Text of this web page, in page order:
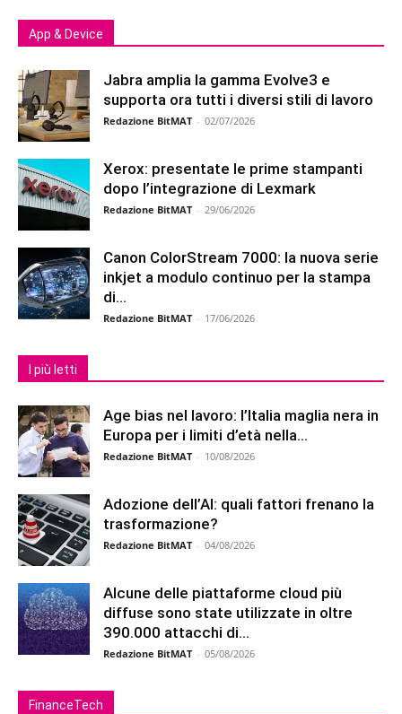
App & Device
Jabra amplia la gamma Evolve3 e
supporta ora tutti i diversi stili di lavoro
Redazione BitMAT - 02/07/2026
Xerox: presentate le prime stampanti
dopo l’integrazione di Lexmark
Redazione BitMAT - 29/06/2026
Canon ColorStream 7000: la nuova serie
inkjet a modulo continuo per la stampa
di...
Redazione BitMAT - 17/06/2026
I più letti
Age bias nel lavoro: l’Italia maglia nera in
Europa per i limiti d’età nella...
Redazione BitMAT - 10/08/2026
Adozione dell’AI: quali fattori frenano la
trasformazione?
Redazione BitMAT - 04/08/2026
Alcune delle piattaforme cloud più
diffuse sono state utilizzate in oltre
390.000 attacchi di...
Redazione BitMAT - 05/08/2026
FinanceTech